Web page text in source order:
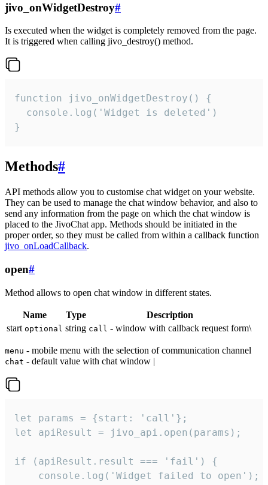
jivo_onWidgetDestroy#
Is executed when the widget is completely removed from the page.
It is triggered when calling jivo_destroy() method.
function jivo_onWidgetDestroy() {
  console.log('Widget is deleted')
}
Methods#
API methods allow you to customise chat widget on your website.
They can be used to manage the chat window behavior, and also to
send any information from the page on which the chat window is
placed to the JivoChat app. Methods should be initiated in the
proper order, so they must be called from within a callback function
jivo_onLoadCallback.
open#
Method allows to open chat window in different states.
Name Type
Description
start optional string call - window with callback request form\
menu - mobile menu with the selection of communication channel
chat - default value with chat window |
let params = {start: 'call'};
let apiResult = jivo_api.open(params);
if (apiResult.result === 'fail') {
    console.log('Widget failed to open');